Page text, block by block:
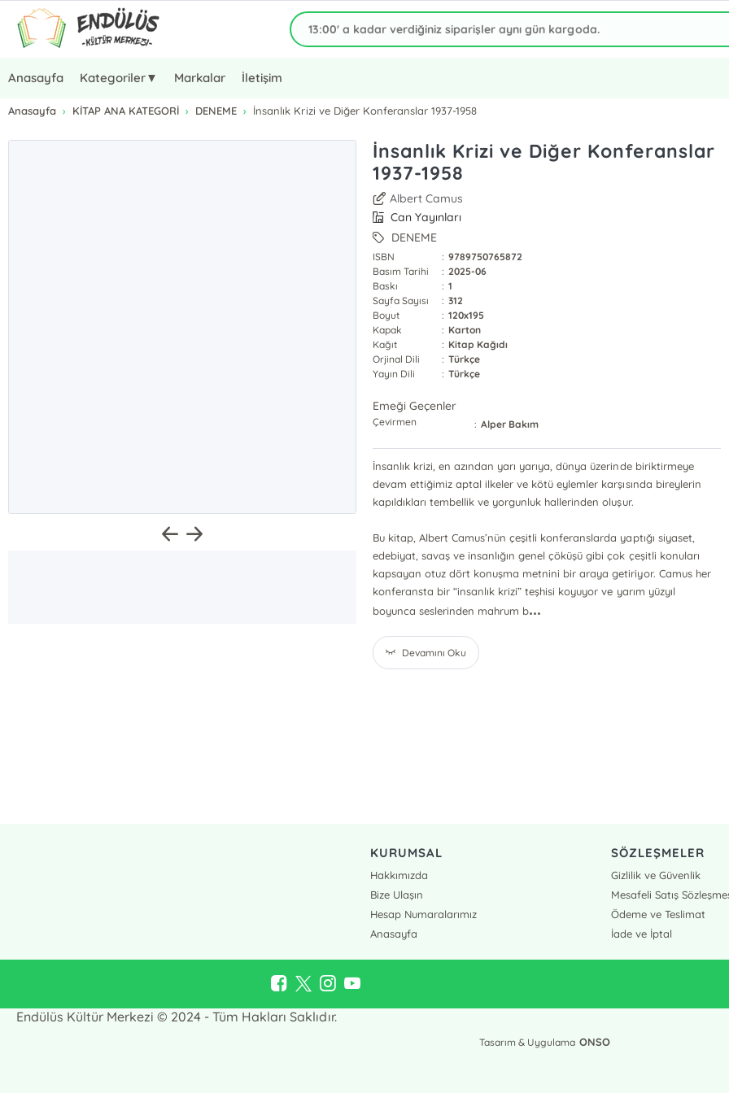
Anasayfa Kategoriler▼ Markalar İletişim
Anasayfa KİTAP ANA KATEGORİ DENEME İnsanlık Krizi ve Diğer Konferanslar 1937-1958
İnsanlık Krizi ve Diğer Konferanslar
1937-1958
Albert Camus
Can Yayınları
DENEME
ISBN : 9789750765872
Basım Tarihi
: 2025-06
Baskı
: 1
Sayfa Sayısı
: 312
Boyut
: 120x195
Kapak
: Karton
Kağıt
: Kitap Kağıdı
Orjinal Dili
: Türkçe
Yayın Dili
: Türkçe
Emeği Geçenler
Çevirmen : Alper Bakım
İnsanlık krizi, en azından yarı yarıya, dünya üzerinde biriktirmeye
devam ettiğimiz aptal ilkeler ve kötü eylemler karşısında bireylerin
kapıldıkları tembellik ve yorgunluk hallerinden oluşur.
Bu kitap, Albert Camus’nün çeşitli konferanslarda yaptığı siyaset,
edebiyat, savaş ve insanlığın genel çöküşü gibi çok çeşitli konuları
kapsayan otuz dört konuşma metnini bir araya getiriyor. Camus her
konferansta bir “insanlık krizi” teşhisi koyuyor ve yarım yüzyıl
boyunca seslerinden mahrum b...
Devamını Oku
KURUMSAL
Hakkımızda
Bize Ulaşın
Hesap Numaralarımız
Anasayfa
SÖZLEŞMELER
Gizlilik ve Güvenlik
Mesafeli Satış
Ödeme ve Teslimat
İade ve İptal
Endülüs Kültür Merkezi © 2024 - Tüm Hakları Saklıdır.
Tasarım & Uygulama ONSO